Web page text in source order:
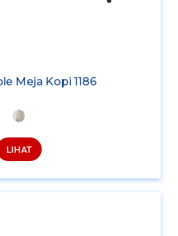
Meja Kopi 1186
LIHAT